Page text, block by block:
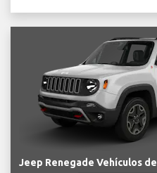
Jeep Renegade Vehículos